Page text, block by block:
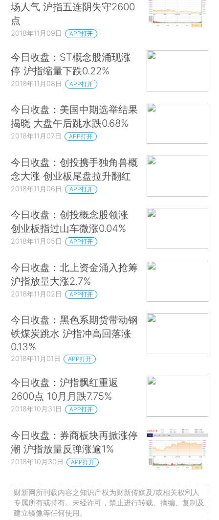
场人气 沪指五连阴失守2600
点
2018年11月09日 APP打开
今日收盘：ST概念股涌现涨
停 沪指缩量下跌0.22%
2018年11月08日 APP打开
今日收盘：美国中期选举结果
揭晓 大盘午后跳水跌0.68%
2018年11月07日 APP打开
今日收盘：创投携手独角兽概
念大涨 创业板尾盘拉升翻红
2018年11月06日 APP打开
今日收盘：创投概念股领涨
创业板指过山车微涨0.04%
2018年11月05日 APP打开
今日收盘：北上资金涌入抢筹
沪指放量大涨2.7%
2018年11月02日 APP打开
今日收盘：黑色系期货带动钢
铁煤炭跳水 沪指冲高回落涨
0.13%
2018年11月01日 APP打开
今日收盘：沪指飘红重返
2600点 10月月跌7.75%
2018年10月31日 APP打开
今日收盘：券商板块再掀涨停
潮 沪指放量反弹涨逾1%
2018年10月30日 APP打开
财新网所刊载内容之知识产权为财新传媒及/或相关权利人
专属所有或持有。未经许可，禁止进行转载、摘编、复制及
建立镜像等任何使用。